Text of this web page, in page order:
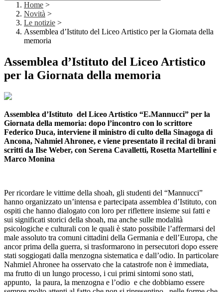
Home >
Novità >
Le notizie >
Assemblea d’Istituto del Liceo Artistico per la Giornata della
memoria
Assemblea d’Istituto del Liceo Artistico
per la Giornata della memoria
Assemblea d’Istituto del Liceo Artistico “E.Mannucci” per la
Giornata della memoria: dopo l’incontro con lo scrittore
Federico Duca, interviene il ministro di culto della Sinagoga di
Ancona, Nahmiel Ahronee, e viene presentato il recital di brani
scritti da Ilse Weber, con Serena Cavalletti, Rosetta Martellini e
Marco Monina
Per ricordare le vittime della shoah, gli studenti del “Mannucci”
hanno organizzato un’intensa e partecipata assemblea d’Istituto, con
ospiti che hanno dialogato con loro per riflettere insieme sui fatti e
sui significati storici della shoah, ma anche sulle modalità
psicologiche e culturali con le quali è stato possibile l’affermarsi del
male assoluto tra comuni cittadini della Germania e dell’Europa, che
ancor prima della guerra, si trasformarono in persecutori dopo essere
stati soggiogati dalla menzogna sistematica e dall’odio. In particolare
Nahmiel Ahronee ha osservato che la catastrofe non è immediata,
ma frutto di un lungo processo, i cui primi sintomi sono stati,
appunto, la paura, la menzogna e l’odio e che dobbiamo essere